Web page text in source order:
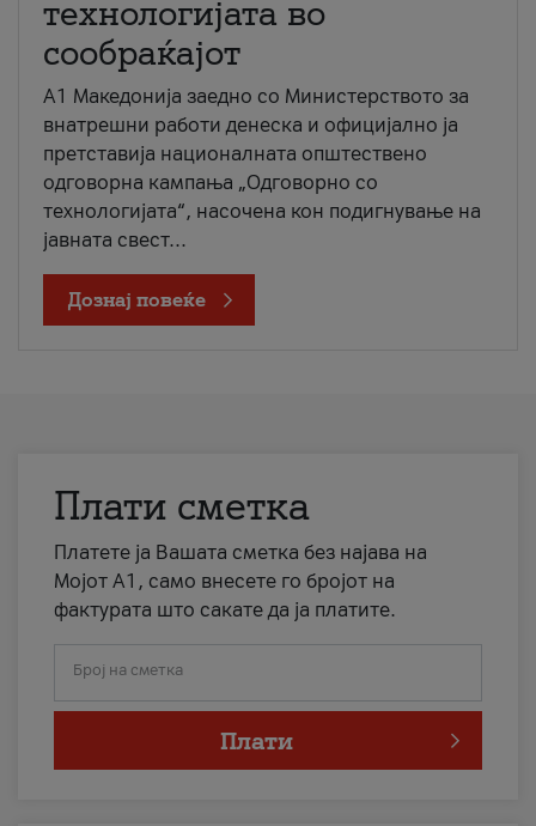
технологијата во
сообраќајот
A1 Македонија заедно со Министерството за
внатрешни работи денеска и официјално ја
претставија националната општествено
одговорна кампања „Одговорно со
технологијата“, насочена кон подигнување на
јавната свест...
Дознај повеќе
Плати сметка
Платете ја Вашата сметка без најава на
Мојот А1, само внесете го бројот на
фактурата што сакате да ја платите.
Број на сметка
Плати